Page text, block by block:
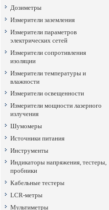
Дозиметры
Измерители заземления
Измерители параметров
электрических сетей
Измерители сопротивления
изоляции
Измерители температуры и
влажности
Измерители освещенности
Измерители мощности лазерного
излучения
Шумомеры
Источники питания
Инструменты
Индикаторы напряжения, тестеры,
пробники
Кабельные тестеры
LCR-метры
Мультиметры